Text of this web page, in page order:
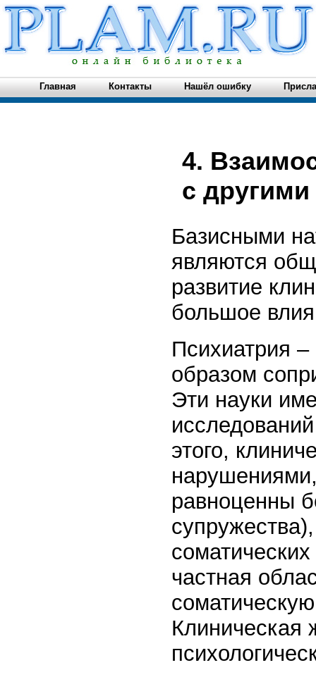
Главная Контакты Нашёл ошибку
4.
с
Базисными
являются
развитие
большое
Психиатрия
образом
Эти науки
этого,
равноценны
частная
Клиническая